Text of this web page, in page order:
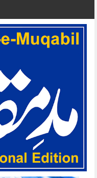
content